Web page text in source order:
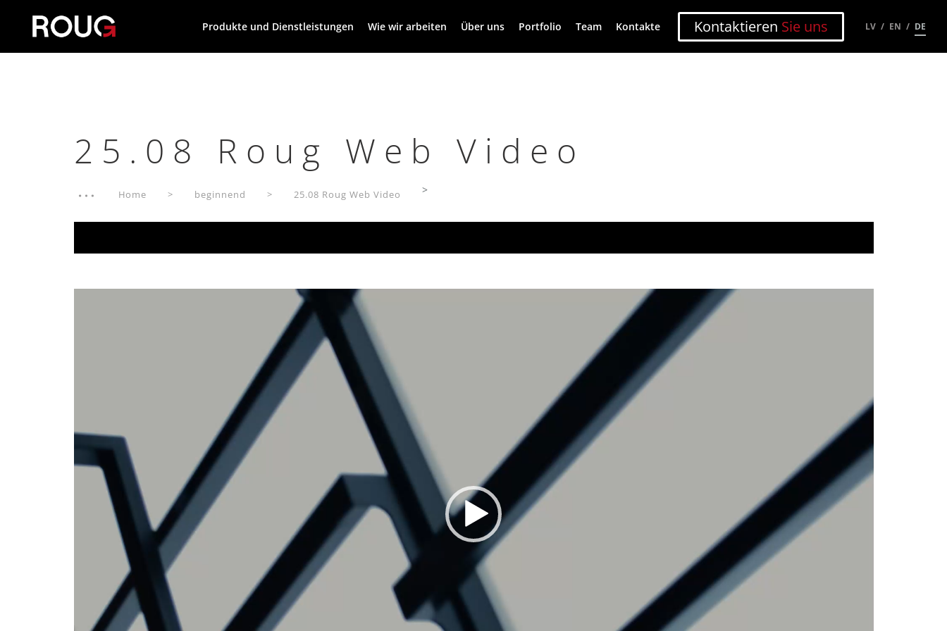
Produkte und Dienstleistungen Wie wir arbeiten Über uns Portfolio Team Kontakte Kontaktieren Sie uns LV EN DE
25.08 Roug Web Video
Home beginnend >
25.08 Roug Web Video